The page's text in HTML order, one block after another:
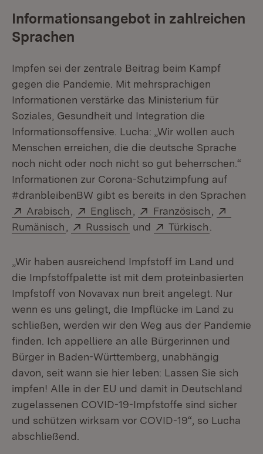
Informationsangebot in zahlreichen
Sprachen
Impfen sei der zentrale Beitrag beim Kampf
gegen die Pandemie. Mit mehrsprachigen
Informationen verstärke das Ministerium für
Soziales, Gesundheit und Integration die
Informationsoffensive. Lucha: „Wir wollen auch
Menschen erreichen, die die deutsche Sprache
noch nicht oder noch nicht so gut beherrschen.“
Informationen zur Corona-Schutzimpfung auf
#dranbleibenBW gibt es bereits in den Sprachen
Extern:
Arabisch (Öffnet in neuem Fenster)
Extern:
Englisch (Öffnet in neuem Fenster)
Extern:
Französisch (Öffnet in
Rumänisch (Öffnet in neuem Fenster)
Extern:
Russisch (Öffnet in neuem Fenster)
und Extern:
Türkisch
„Wir haben ausreichend Impfstoff im Land und
die Impfstoffpalette ist mit dem proteinbasierten
Impfstoff von Novavax nun breit angelegt. Nur
wenn es uns gelingt, die Impflücke im Land zu
schließen, werden wir den Weg aus der Pandemie
finden. Ich appelliere an alle Bürgerinnen und
Bürger in Baden-Württemberg, unabhängig
davon, seit wann sie hier leben: Lassen Sie sich
impfen! Alle in der EU und damit in Deutschland
zugelassenen COVID-19-Impfstoffe sind sicher
und schützen wirksam vor COVID-19“, so Lucha
abschließend.